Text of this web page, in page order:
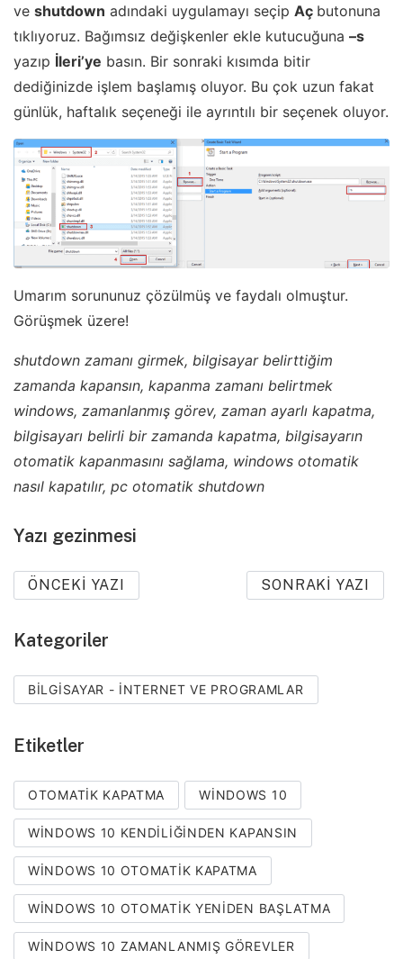
ve shutdown adındaki uygulamayı seçip Aç butonuna
tıklıyoruz. Bağımsız değişkenler ekle kutucuğuna –s
yazıp İleri’ye basın. Bir sonraki kısımda bitir
dediğinizde işlem başlamış oluyor. Bu çok uzun fakat
günlük, haftalık seçeneği ile ayrıntılı bir seçenek oluyor.
Umarım sorununuz çözülmüş ve faydalı olmuştur.
Görüşmek üzere!
shutdown zamanı girmek, bilgisayar belirttiğim
zamanda kapansın, kapanma zamanı belirtmek
windows, zamanlanmış görev, zaman ayarlı kapatma,
bilgisayarı belirli bir zamanda kapatma, bilgisayarın
otomatik kapanmasını sağlama, windows otomatik
nasıl kapatılır, pc otomatik shutdown
Yazı gezinmesi
ÖNCEKI YAZI SONRAKI YAZI
Kategoriler
BILGISAYAR - İNTERNET VE PROGRAMLAR
Etiketler
OTOMATIK KAPATMA WINDOWS 10
WINDOWS 10 KENDILIĞINDEN KAPANSIN
WINDOWS 10 OTOMATIK KAPATMA
WINDOWS 10 OTOMATIK YENIDEN BAŞLATMA
WINDOWS 10 ZAMANLANMIŞ GÖREVLER